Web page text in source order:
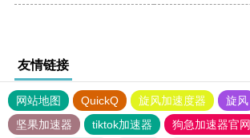
友情链接
网站地图 QuickQ 旋风加速度器 旋风
坚果加速器
tiktok加速器
狗急加速器官网